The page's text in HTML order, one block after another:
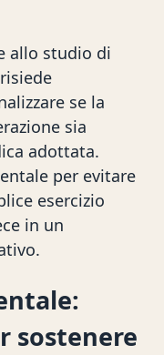
allo studio di
se la
sia
adottata.
per evitare
esercizio
in un
sostenere